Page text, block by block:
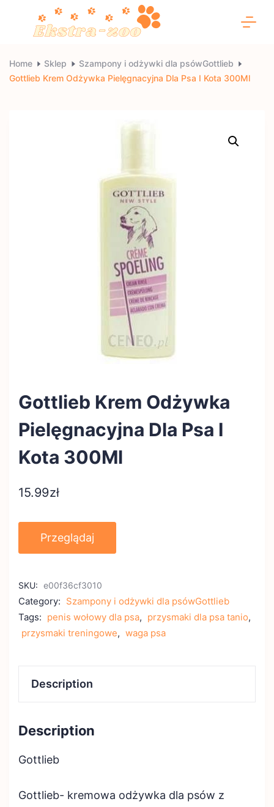
Ekstra-
zoo
Home Sklep
Szampony i odżywki dla psówGottlieb
Gottlieb Krem Odżywka Pielęgnacyjna Dla Psa I Kota 300Ml
Gottlieb Krem Odżywka
Pielęgnacyjna Dla Psa I
Kota 300Ml
15.99zł
Przeglądaj
SKU: e00f36cf3010
Category: Szampony i odżywki dla psówGottlieb
Tags: penis wołowy dla psa, przysmaki dla psa tanio,
przysmaki treningowe, waga psa
Description
Description
Gottlieb
Gottlieb- kremowa odżywka dla psów z